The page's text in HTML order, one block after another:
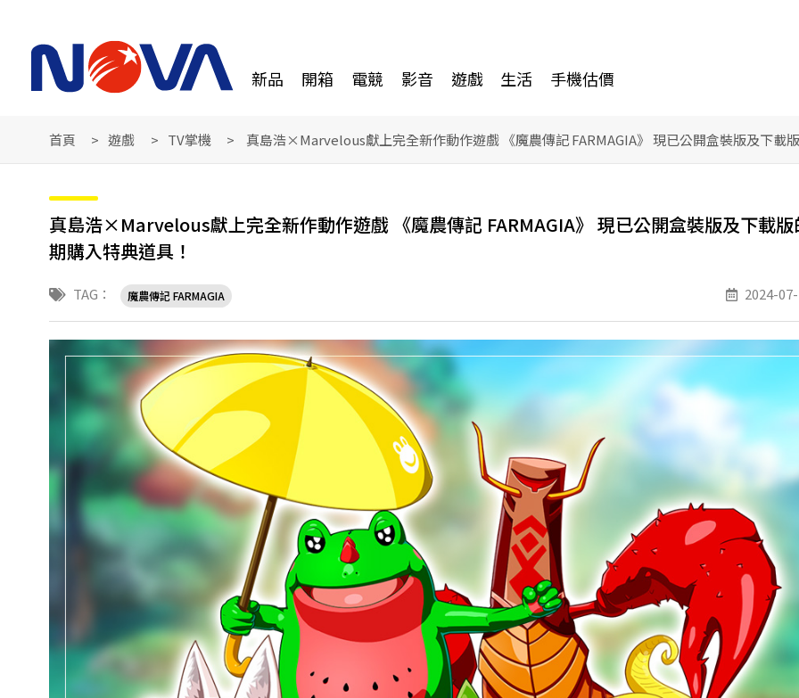
新品 開箱 電競 影音 遊戲 生活 手機估價
首頁 遊戲 TV掌機 真島浩×Marvelous獻上完全新作動作遊戲 《魔農傳記 FARMAGIA》 現已公開盒裝版及下載
真島浩×Marvelous獻上完全新作動作遊戲 《魔農傳記 FARMAGIA》 現已公開盒裝版及下載版
期購入特典道具！
TAG： 魔農傳記 FARMAGIA 2024-